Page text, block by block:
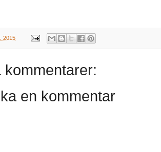
2015
kommentarer:
en kommentar